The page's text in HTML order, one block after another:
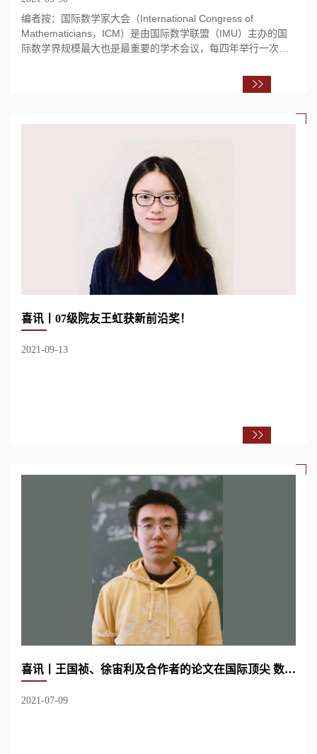
编者按：国际数学家大会（International Congress of
Mathematicians，ICM）是由国际数学联盟（IMU）主办的国
际数学界规模最大也是最重要的学术会议，每四年举行一次。
喜讯丨07级院友王虹获新前沿奖！
2021-09-13
喜讯丨王国祯、徐宙利及合作者的论文在国际顶尖 数学期刊《Acta Mathematica》在线...
2021-07-09